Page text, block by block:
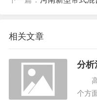
加工；这种粗粉可以用
绪，降低血压，从而缓
客户体验不一样，也给
使用的同时要爱护它。
相关文章
分析
高
个方